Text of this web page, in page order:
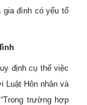
gia đình có yếu tố
định cụ thể việc
Luật Hôn nhân và
trường hợp